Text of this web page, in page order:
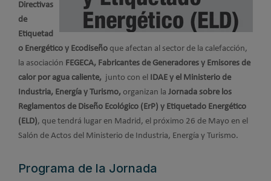
Directivas
de
Etiquetad
o Energético y Ecodiseño que afectan al sector de la calefacción,
la asociación FEGECA, Fabricantes de Generadores y Emisores de
calor por agua caliente, junto con el IDAE y el Ministerio de
Industria, Energía y Turismo, organizan la Jornada sobre los
Reglamentos de Diseño Ecológico (ErP) y Etiquetado Energético
(ELD), que tendrá lugar en Madrid, el próximo 26 de Mayo en el
Salón de Actos del Ministerio de Industria, Energía y Turismo.
Programa de la Jornada